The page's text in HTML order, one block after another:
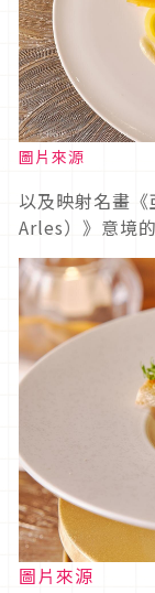
圖片來源
以及映射名畫
Arles）》意境
圖片來源